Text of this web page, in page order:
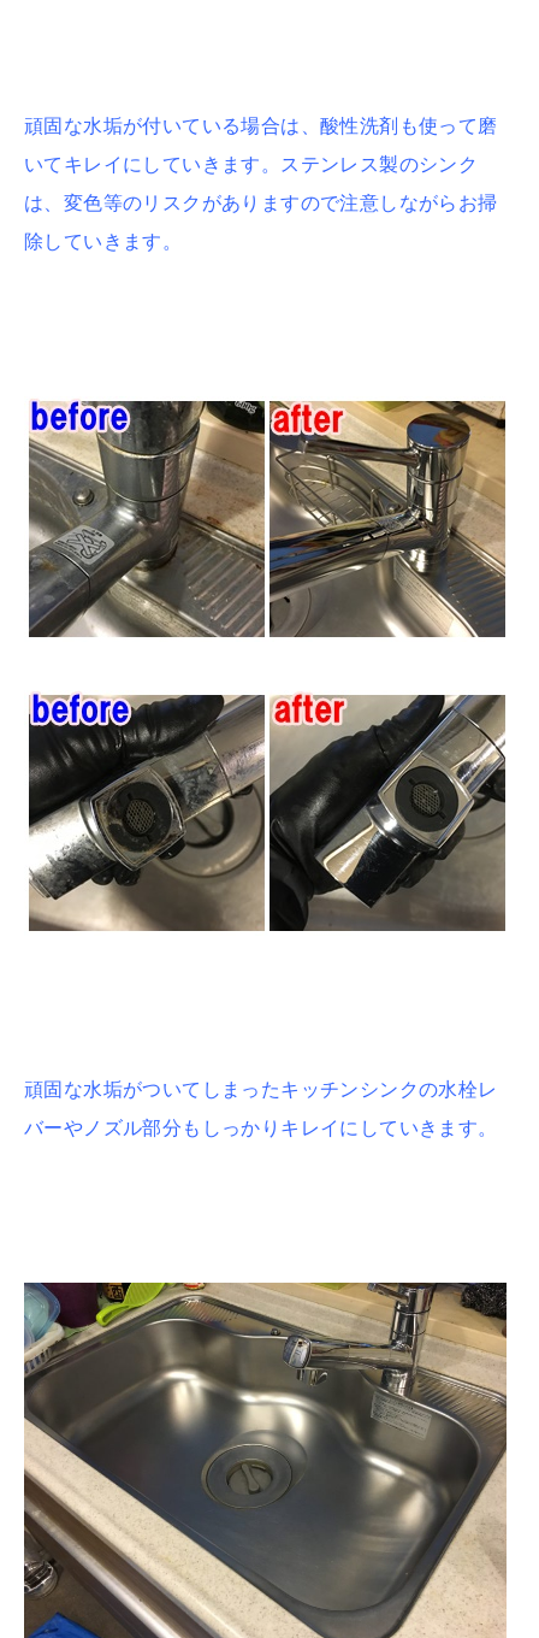
頑固な水垢が付いている場合は、酸性洗剤も使って磨
いてキレイにしていきます。ステンレス製のシンク
は、変色等のリスクがありますので注意しながらお掃
除していきます。
頑固な水垢がついてしまったキッチンシンクの水栓レ
バーやノズル部分もしっかりキレイにしていきます。